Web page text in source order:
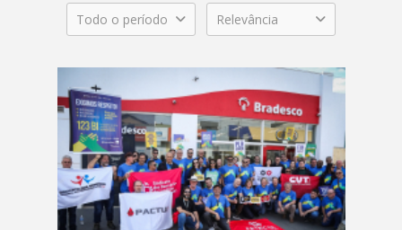
Todo o período Relevância